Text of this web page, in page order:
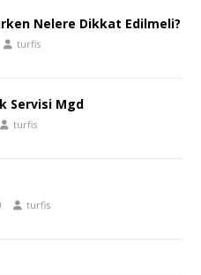
Nelere Dikkat Edilmeli?
turfis
Servisi Mgd
turfis
turfis